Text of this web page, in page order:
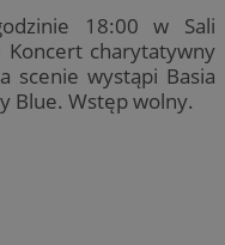
18:00 w Sali
Koncert charytatywny
scenie wystąpi Basia
Blue. Wstęp wolny.